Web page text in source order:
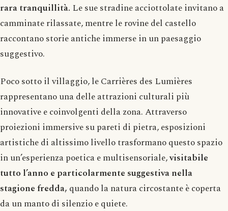
rara tranquillità. Le sue stradine acciottolate invitano a
camminate rilassate, mentre le rovine del castello
raccontano storie antiche immerse in un paesaggio
suggestivo.
Poco sotto il villaggio, le Carrières des Lumières
rappresentano una delle attrazioni culturali più
innovative e coinvolgenti della zona. Attraverso
proiezioni immersive su pareti di pietra, esposizioni
artistiche di altissimo livello trasformano questo spazio
in un’esperienza poetica e multisensoriale,visitabile
tutto l’anno e particolarmente suggestiva nella
stagione fredda, quando la natura circostante è coperta
da un manto di silenzio e quiete.